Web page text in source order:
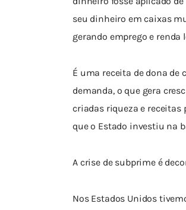
seu dinheiro em caixas
gerando emprego e renda
É uma receita de dona de
demanda, o que gera
criadas riqueza e receitas
que o Estado investiu na
A crise de subprime é
Nos Estados Unidos